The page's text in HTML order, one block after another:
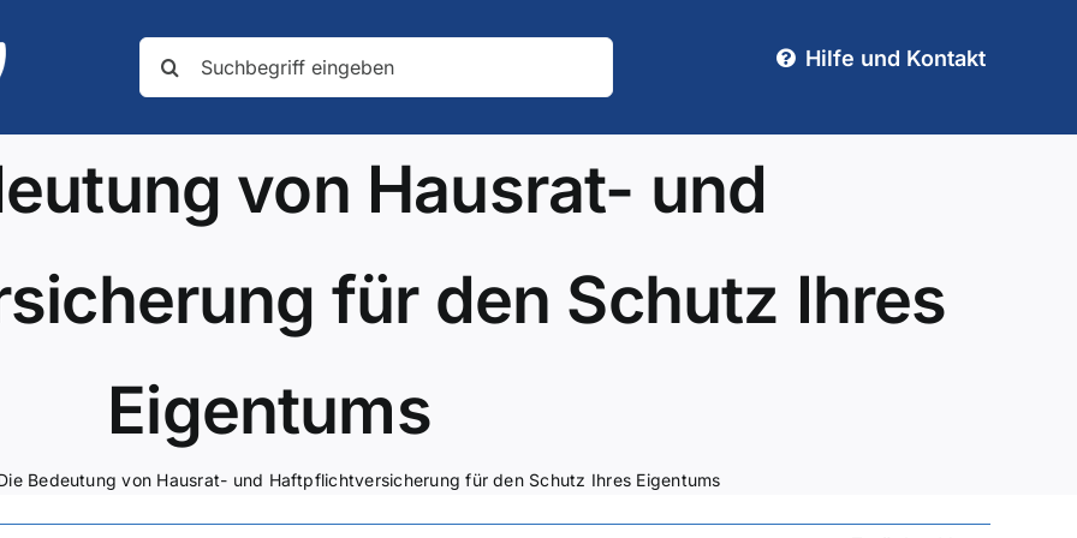
nach:
Hilfe und Kontakt
von Hausrat- und
für den Schutz Ihres
Eigentums
Bedeutung von Hausrat- und Haftpflichtversicherung für den Schutz Ihres Eigentums